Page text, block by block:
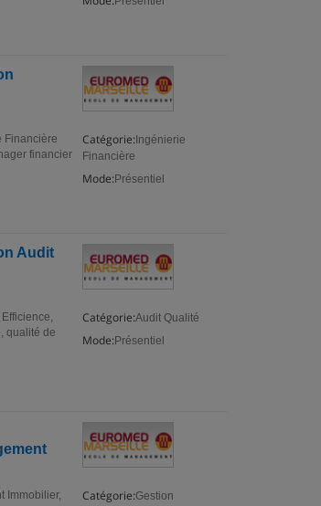
Catégorie: Ingénierie
Financière
Mode: Présentiel
Financière
financier
Audit
Catégorie:Audit Qualité
Mode: Présentiel
qualité de
Catégorie:Gestion
Immobilier,